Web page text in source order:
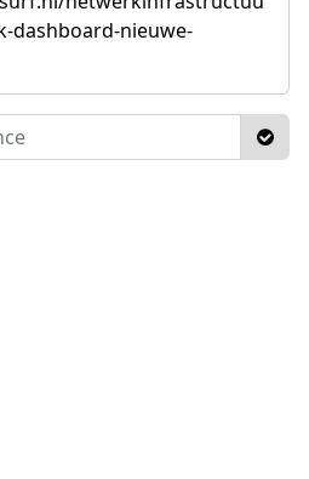
dashboard-nieuwe-